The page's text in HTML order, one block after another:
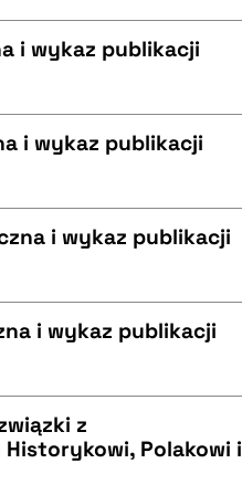
i wykaz publikacji
i wykaz publikacji
i wykaz publikacji
i wykaz publikacji
z
Historykowi, Polakowi i